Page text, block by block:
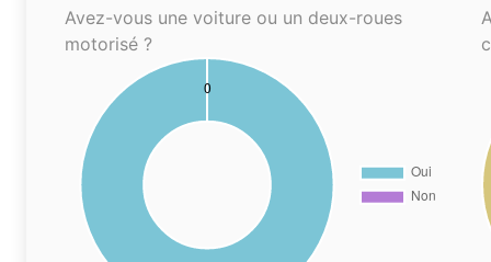
Avez-vous une voiture ou un deux-roues
motorisé ?